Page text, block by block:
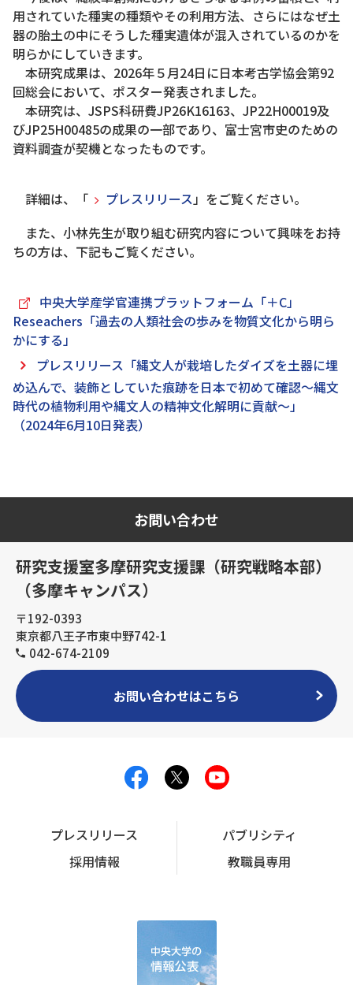
用されていた種実の種類やその利用方法、さらにはなぜ土
器の胎土の中にそうした種実遺体が混入されているのかを
明らかにしていきます。
本研究成果は、2026年５月24日に日本考古学協会第92
回総会において、ポスター発表されました。
本研究は、JSPS科研費JP26K16163、JP22H00019及
びJP25H00485の成果の一部であり、富士宮市史のための
資料調査が契機となったものです。
詳細は、「 プレスリリース」をご覧ください。
また、小林先生が取り組む研究内容について興味をお持
ちの方は、下記もご覧ください。
中央大学産学官連携プラットフォーム「＋C」
Reseachers「過去の人類社会の歩みを物質文化から明ら
かにする」
プレスリリース「縄文人が栽培したダイズを土器に埋
め込んで、装飾としていた痕跡を日本で初めて確認～縄文
時代の植物利用や縄文人の精神文化解明に貢献～」
（2024年6月10日発表）
お問い合わせ
研究支援室多摩研究支援課（研究戦略本部）
（多摩キャンパス）
〒192-0393
東京都八王子市東中野742-1
042-674-2109
お問い合わせはこちら
プレスリリース
パブリシティ
採用情報
教職員専用